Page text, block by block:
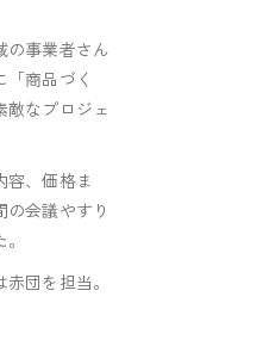
の事業者さん
「商品づく
敵なプロジェ
容、価格ま
の会議やすり
団を担当。